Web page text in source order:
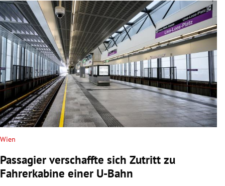
Untermenü
Untermenü
Wien
Passagier verschaffte sich Zutritt zu
Fahrerkabine einer U-Bahn